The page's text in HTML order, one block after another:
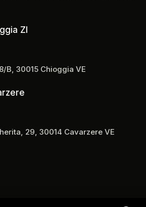
ZI
B, 30015 Chioggia VE
29, 30014 Cavarzere VE